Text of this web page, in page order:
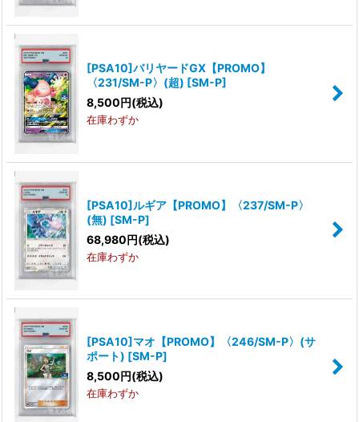
[PSA10]バリヤードGX【PROMO】
〈231/SM-P〉(超) [SM-P]
8,500円(税込)
在庫わずか
[PSA10]ルギア【PROMO】〈237/SM-P〉
(無) [SM-P]
68,980円(税込)
在庫わずか
[PSA10]マオ【PROMO】〈246/SM-P〉(サ
ポート) [SM-P]
8,500円(税込)
在庫わずか